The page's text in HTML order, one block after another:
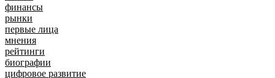
финансы
рынки
первые лица
мнения
рейтинги
биографии
цифровое развитие